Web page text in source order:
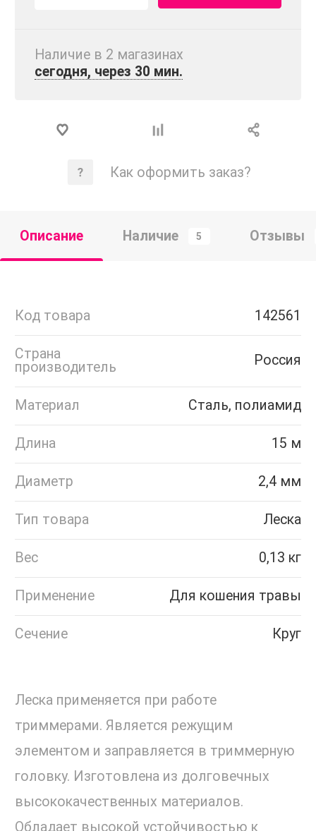
Наличие в 2 магазинах
сегодня, через 30 мин.
Как оформить заказ?
Описание Наличие 5 Отзывы
Код товара 142561
Страна
производитель
Россия
Материал Сталь, полиамид
Длина 15 м
Диаметр 2,4 мм
Тип товара Леска
Вес 0,13 кг
Применение Для кошения травы
Сечение Круг
Леска применяется при работе
триммерами. Является режущим
элементом и заправляется в триммерную
головку. Изготовлена из долговечных
высококачественных материалов.
Обладает высокой устойчивостью к